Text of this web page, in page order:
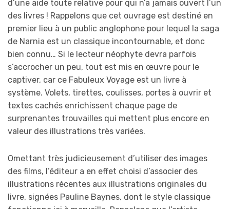
d’une aide toute relative pour qui n’a jamais ouvert l’un
des livres ! Rappelons que cet ouvrage est destiné en
premier lieu à un public anglophone pour lequel la saga
de Narnia est un classique incontournable, et donc
bien connu… Si le lecteur néophyte devra parfois
s’accrocher un peu, tout est mis en œuvre pour le
captiver, car ce Fabuleux Voyage est un livre à
système. Volets, tirettes, coulisses, portes à ouvrir et
textes cachés enrichissent chaque page de
surprenantes trouvailles qui mettent plus encore en
valeur des illustrations très variées.
Omettant très judicieusement d’utiliser des images
des films, l’éditeur a en effet choisi d’associer des
illustrations récentes aux illustrations originales du
livre, signées Pauline Baynes, dont le style classique